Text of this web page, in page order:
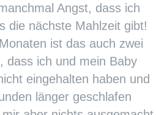
Angst, dass ich
die nächste Mahlzeit gibt!
ist das auch zwei
dass ich und mein Baby
eingehalten haben und
länger geschlafen